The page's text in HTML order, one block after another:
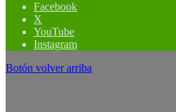
Facebook
X
YouTube
Instagram
Botón volver arriba